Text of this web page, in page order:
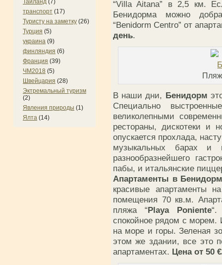
Таиланд (7)
транспорт (17)
Туристу на заметку (26)
Турция (5)
украина (9)
финляндия (6)
Франция (39)
ЧМ2018 (5)
Швейцария (28)
Эктремальный туризм
(2)
Явления природы (1)
Ялта (14)
“Villa Aitana” в 2,5 км.
Бенидорма можно
“Benidorm Centro” от
день.
В наши дни, Бенидорм
Специально
великолепными
рестораны, дискотеки и
опускается прохлада,
музыкальных барах и
разнообразнейшего
пабы, и итальянские
Апартаменты в
красивые апартаменты
помещения 70 кв.м.
пляжа “Playa Poniente“.
спокойное рядом с морем.
на море и горы. Зеленая
этом же здании, все это
апартаментах. Цена от 50